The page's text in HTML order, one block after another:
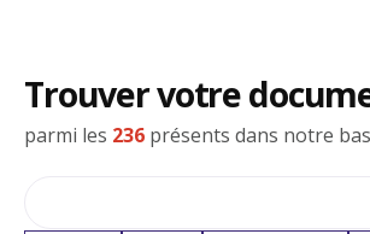
Trouver votre
parmi les 236 présents dans notre